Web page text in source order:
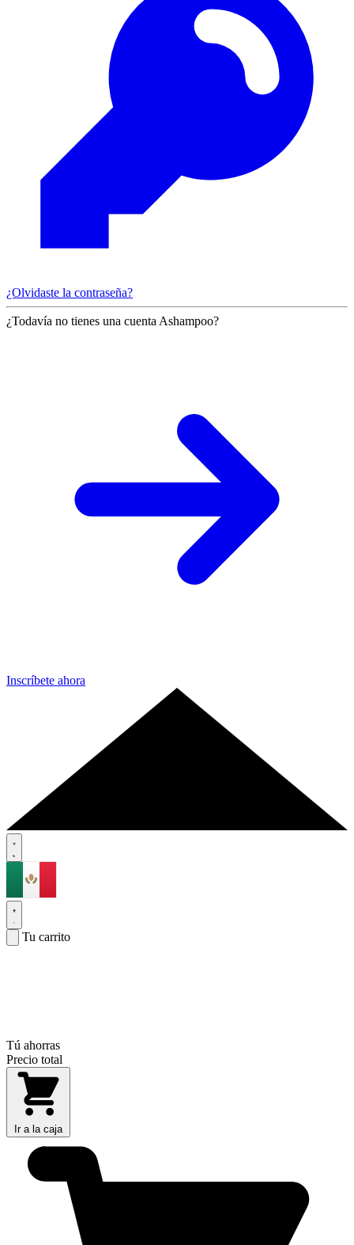
¿Olvidaste la contraseña?
¿Todavía no tienes una cuenta Ashampoo?
Inscríbete ahora
Tu carrito
Tú ahorras
Precio total
Ir a la caja